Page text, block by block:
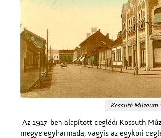
Kossuth Múzeum
Az 1917-ben alapított ceglédi Kossuth
megye egyharmada, vagyis az egykori